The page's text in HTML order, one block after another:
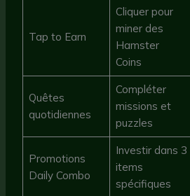
Tap to Earn
Cliquer pour
miner des
Hamster
Coins
Quêtes
quotidiennes
Compléter
missions et
puzzles
Promotions
Daily Combo
Investir dans 3
items
spécifiques